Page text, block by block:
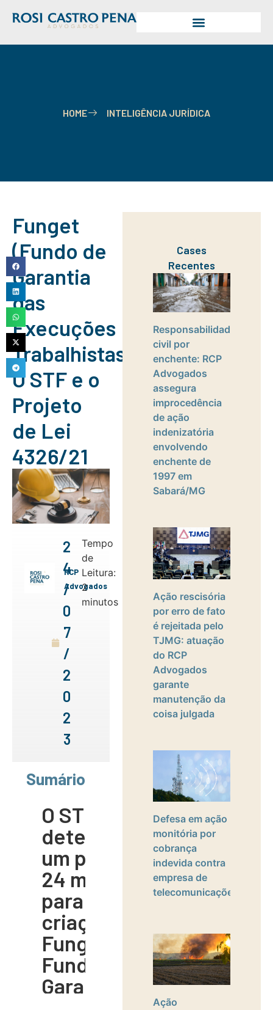
HOME INTELIGÊNCIA JURÍDICA
Funget
(Fundo de
Garantia
das
Execuções
Trabalhistas):
O STF e o
Projeto
de Lei
4326/21
RCP
Advogados
2
4
/
0
7
/
2
0
2
3
Tempo
de
Leitura:
2
minutos
Sumário
O STF
determinou
um prazo de
24 meses
para a
criação do
Funget, o o
Fundo de
Garantia das
Cases
Recentes
Responsabilidade
civil por
enchente: RCP
Advogados
assegura
improcedência
de ação
indenizatória
envolvendo
enchente de
1997 em
Sabará/MG
Ação rescisória
por erro de fato
é rejeitada pelo
TJMG: atuação
do RCP
Advogados
garante
manutenção da
coisa julgada
Defesa em ação
monitória por
cobrança
indevida contra
empresa de
telecomunicações
Ação